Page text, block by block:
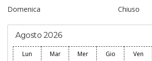
Domenica Chiuso
Agosto 2026
Lun Mar Mer Gio Ven